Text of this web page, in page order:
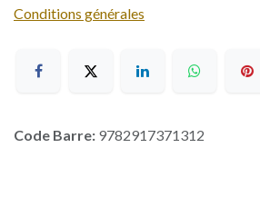
Conditions générales
Code Barre: 9782917371312